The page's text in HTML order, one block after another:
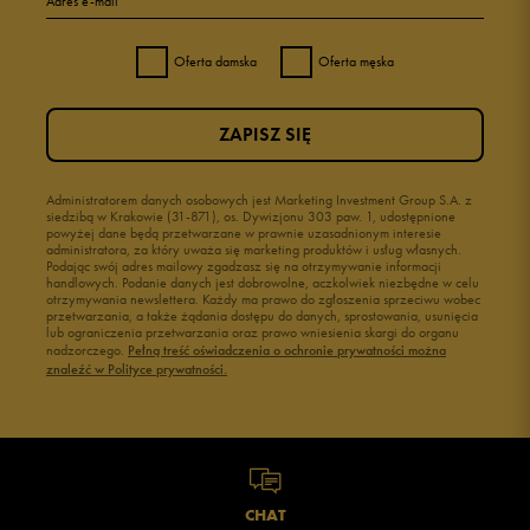
Oferta damska Oferta męska
Administratorem danych osobowych jest Marketing Investment Group S.A. z
siedzibą w Krakowie (31-871), os. Dywizjonu 303 paw. 1, udostępnione
powyżej dane będą przetwarzane w prawnie uzasadnionym interesie
administratora, za który uważa się marketing produktów i usług własnych.
Podając swój adres mailowy zgadzasz się na otrzymywanie informacji
handlowych. Podanie danych jest dobrowolne, aczkolwiek niezbędne w celu
otrzymywania newslettera. Każdy ma prawo do zgłoszenia sprzeciwu wobec
przetwarzania, a także żądania dostępu do danych, sprostowania, usunięcia
lub ograniczenia przetwarzania oraz prawo wniesienia skargi do organu
nadzorczego. Pełną treść oświadczenia o ochronie prywatności można
znaleźć w Polityce prywatności.
ZAPISZ SIĘ
CHAT